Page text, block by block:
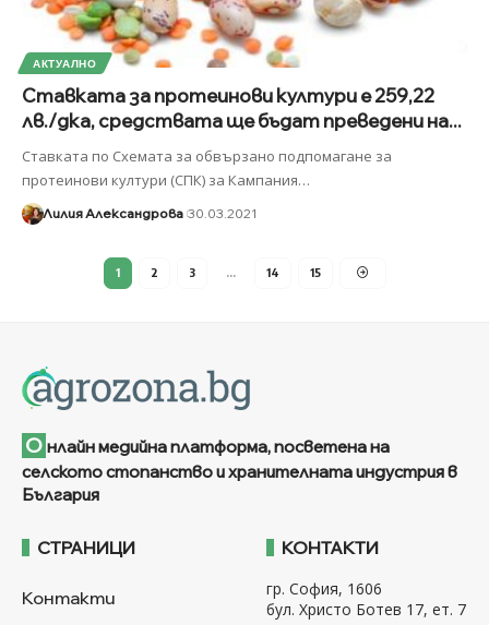
АКТУАЛНО
Ставката за протеинови култури е 259,22
лв./дка, средствата ще бъдат преведени на...
Ставката по Схемата за обвързано подпомагане за
протеинови култури (СПК) за Кампания…
Лилия Александрова 30.03.2021
1 2 3 … 14 15
О нлайн медийна платформа, посветена на
селското стопанство и хранителната индустрия в
България
СТРАНИЦИ
Контакти
КОНТАКТИ
гр. София, 1606
бул. Христо Ботев 17, ет. 7